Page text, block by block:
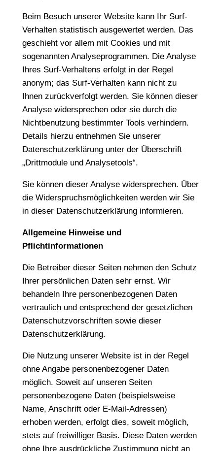
Beim Besuch unserer Website kann Ihr Surf-
Verhalten statistisch ausgewertet werden. Das
geschieht vor allem mit Cookies und mit
sogenannten Analyseprogrammen. Die Analyse
Ihres Surf-Verhaltens erfolgt in der Regel
anonym; das Surf-Verhalten kann nicht zu
Ihnen zurückverfolgt werden. Sie können dieser
Analyse widersprechen oder sie durch die
Nichtbenutzung bestimmter Tools verhindern.
Details hierzu entnehmen Sie unserer
Datenschutzerklärung unter der Überschrift
„Drittmodule und Analysetools“.
Sie können dieser Analyse widersprechen. Über
die Widerspruchsmöglichkeiten werden wir Sie
in dieser Datenschutzerklärung informieren.
Allgemeine Hinweise und
Pflichtinformationen
Die Betreiber dieser Seiten nehmen den Schutz
Ihrer persönlichen Daten sehr ernst. Wir
behandeln Ihre personenbezogenen Daten
vertraulich und entsprechend der gesetzlichen
Datenschutzvorschriften sowie dieser
Datenschutzerklärung.
Die Nutzung unserer Website ist in der Regel
ohne Angabe personenbezogener Daten
möglich. Soweit auf unseren Seiten
personenbezogene Daten (beispielsweise
Name, Anschrift oder E-Mail-Adressen)
erhoben werden, erfolgt dies, soweit möglich,
stets auf freiwilliger Basis. Diese Daten werden
ohne Ihre ausdrückliche Zustimmung nicht an